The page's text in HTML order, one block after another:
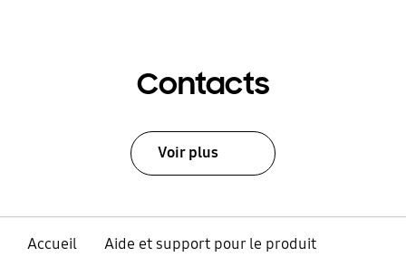
Contacts
Voir plus
Accueil
Aide et support pour le produit